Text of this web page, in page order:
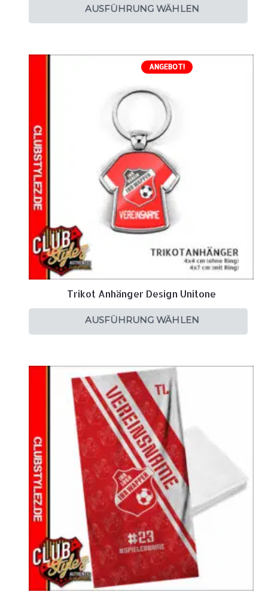
AUSFÜHRUNG WÄHLEN
ANGEBOT!
Trikot Anhänger Design Unitone
AUSFÜHRUNG WÄHLEN